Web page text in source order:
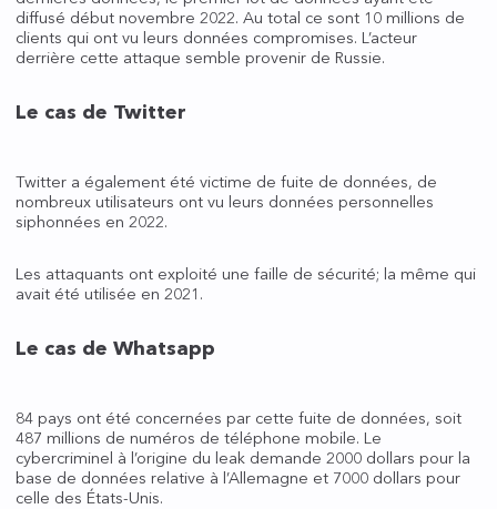
diffusé début novembre 2022. Au total ce sont 10 millions de
clients qui ont vu leurs données compromises. L’acteur
derrière cette attaque semble provenir de Russie.
Le cas de Twitter
Twitter a également été victime de fuite de données, de
nombreux utilisateurs ont vu leurs données personnelles
siphonnées en 2022.
Les attaquants ont exploité une faille de sécurité; la même qui
avait été utilisée en 2021.
Le cas de Whatsapp
84 pays ont été concernées par cette fuite de données, soit
487 millions de numéros de téléphone mobile. Le
cybercriminel à l’origine du leak demande 2000 dollars pour la
base de données relative à l’Allemagne et 7000 dollars pour
celle des États-Unis.